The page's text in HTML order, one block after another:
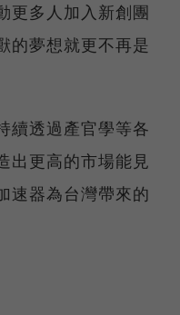
更多人加入新創團
的夢想就更不再是
續透過產官學等各
出更高的市場能見
速器為台灣帶來的